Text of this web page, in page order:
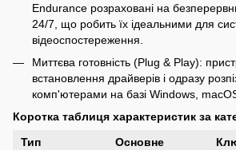
Endurance розраховані на
24/7, що робить їх ідеальними для
відеоспостереження.
Миттєва готовність (Plug & Play):
встановлення драйверів і одразу
комп'ютерами на базі Windows,
Коротка таблиця характеристик за
Тип
Основне